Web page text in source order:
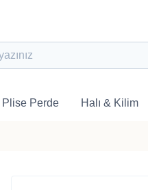
Plise Perde Halı & Kilim